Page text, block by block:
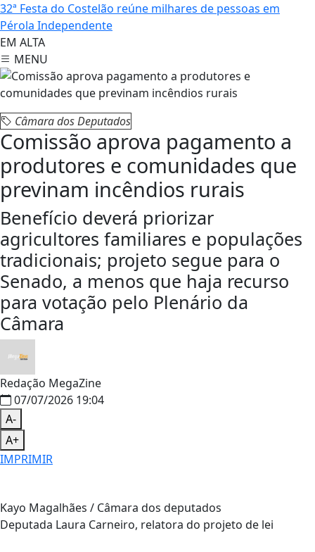
32ª Festa do Costelão reúne milhares de pessoas em
Pérola Independente
EM ALTA
MENU
Câmara dos Deputados
Comissão aprova pagamento a
produtores e comunidades que
previnam incêndios rurais
Benefício deverá priorizar
agricultores familiares e populações
tradicionais; projeto segue para o
Senado, a menos que haja recurso
para votação pelo Plenário da
Câmara
Redação MegaZine
07/07/2026 19:04
A-
A+
IMPRIMIR
Kayo Magalhães / Câmara dos deputados
Deputada Laura Carneiro, relatora do projeto de lei